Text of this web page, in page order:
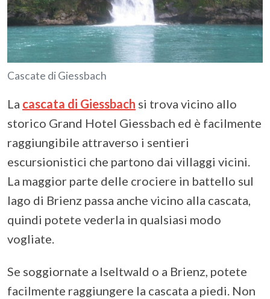
Cascate di Giessbach
La cascata di Giessbach si trova vicino allo
storico Grand Hotel Giessbach ed è facilmente
raggiungibile attraverso i sentieri
escursionistici che partono dai villaggi vicini.
La maggior parte delle crociere in battello sul
lago di Brienz passa anche vicino alla cascata,
quindi potete vederla in qualsiasi modo
vogliate.
Se soggiornate a Iseltwald o a Brienz, potete
facilmente raggiungere la cascata a piedi. Non